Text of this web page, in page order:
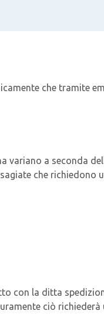
che tramite
variano a seconda
che richiedono
con la ditta
ciò